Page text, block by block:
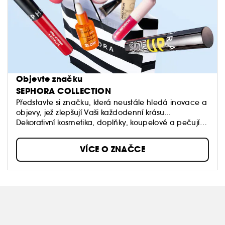
Objevte značku
SEPHORA COLLECTION
Představte si značku, která neustále hledá inovace a
objevy, jež zlepšují Vaši každodenní krásu...
Dekorativní kosmetika, doplňky, koupelové a pečující
úžasných produktů, textur a barev.
Naše dostupné produkty stojí v čele trendů a jsou
vždy kvalitní.
Dopřejte si volnost vytvářet vlastní styly a měnit je,
VÍCE O ZNAČCE